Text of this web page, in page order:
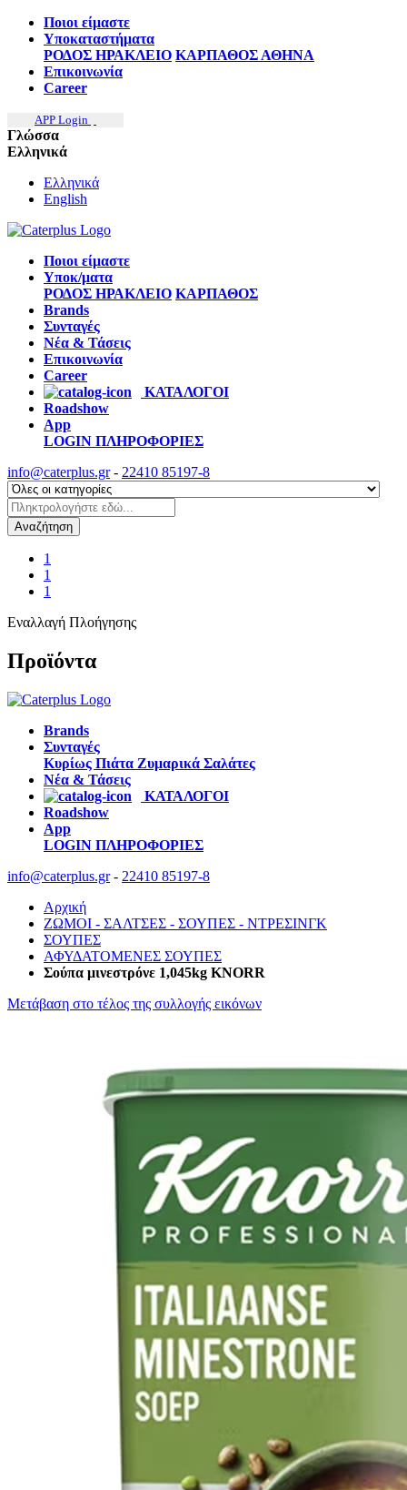
Ποιοι είμαστε
Υποκαταστήματα
ΡΟΔΟΣ ΗΡΑΚΛΕΙΟ ΚΑΡΠΑΘΟΣ ΑΘΗΝΑ
Επικοινωνία
Career
APP Login
Γλώσσα
Ελληνικά
Ελληνικά
English
Ποιοι είμαστε
Υποκ/ματα
ΡΟΔΟΣ ΗΡΑΚΛΕΙΟ ΚΑΡΠΑΘΟΣ
Brands
Συνταγές
Νέα & Τάσεις
Επικοινωνία
Career
ΚΑΤΑΛΟΓΟΙ
Roadshow
App
LOGIN ΠΛΗΡΟΦΟΡΙΕΣ
info@caterplus.gr- 22410 85197-8
Αναζήτηση
1
1
1
Εναλλαγή Πλοήγησης
Προϊόντα
Brands
Συνταγές
Κυρίως Πιάτα Ζυμαρικά Σαλάτες
Νέα & Τάσεις
ΚΑΤΑΛΟΓΟΙ
Roadshow
App
LOGIN ΠΛΗΡΟΦΟΡΙΕΣ
info@caterplus.gr- 22410 85197-8
Αρχική
ΖΩΜΟΙ - ΣΑΛΤΣΕΣ - ΣΟΥΠΕΣ - ΝΤΡΕΣΙΝΓΚ
ΣΟΥΠΕΣ
ΑΦΥΔΑΤΟΜΕΝΕΣ ΣΟΥΠΕΣ
Σούπα μινεστρόνε 1,045kg KNORR
Μετάβαση στο τέλος της συλλογής εικόνων